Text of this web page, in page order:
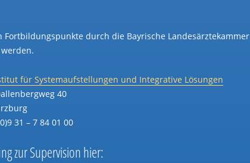
Fortbildungspunkte durch die Bayrische Landesärztekammer
für Systemaufstellungen und Integrative Lösungen
40
31 – 7 84 01 00
zur Supervision hier: